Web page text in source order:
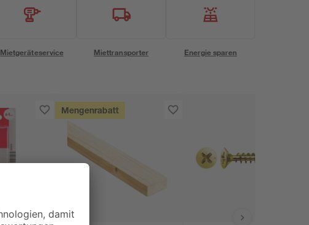
Mietgeräteservice Miettransporter Energie sparen
Mengenrabatt